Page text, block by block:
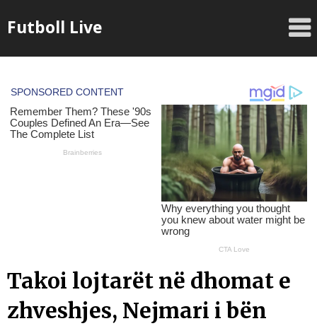
toFutboll Live
Takoi lojtarët në dhomat e
zhveshjes, Nejmari i bën